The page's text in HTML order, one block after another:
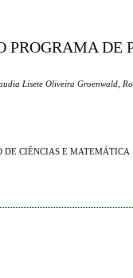
PROGRAMA DE
Lisete Oliveira Groenwald,
DE CIÊNCIAS E MATEMÁTICA